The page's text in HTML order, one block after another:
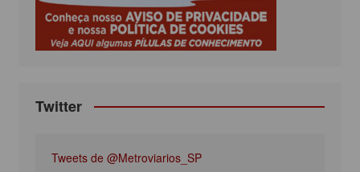
k
a
m
Twitter
Tweets de @Metroviarios_SP